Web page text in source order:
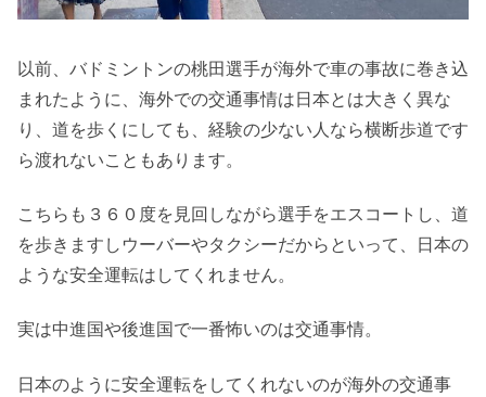
以前、バドミントンの桃田選手が海外で車の事故に巻き込
まれたように、海外での交通事情は日本とは大きく異な
り、道を歩くにしても、経験の少ない人なら横断歩道です
ら渡れないこともあります。
こちらも３６０度を見回しながら選手をエスコートし、道
を歩きますしウーバーやタクシーだからといって、日本の
ような安全運転はしてくれません。
実は中進国や後進国で一番怖いのは交通事情。
日本のように安全運転をしてくれないのが海外の交通事